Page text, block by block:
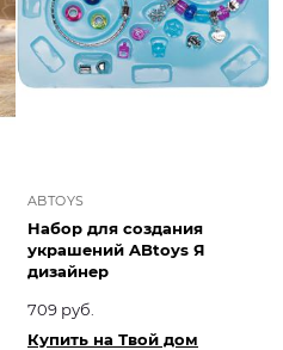
ABTOYS
Набор для создания
украшений ABtoys Я
дизайнер
709 руб.
Купить на Твой дом